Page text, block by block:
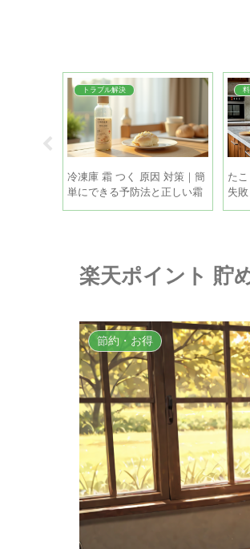
トラブル解決
冷凍庫 霜 つく 原因 対策｜簡
単にできる予防法と正しい霜
取りの手順
た
失
楽天ポイント 貯
節約・お得